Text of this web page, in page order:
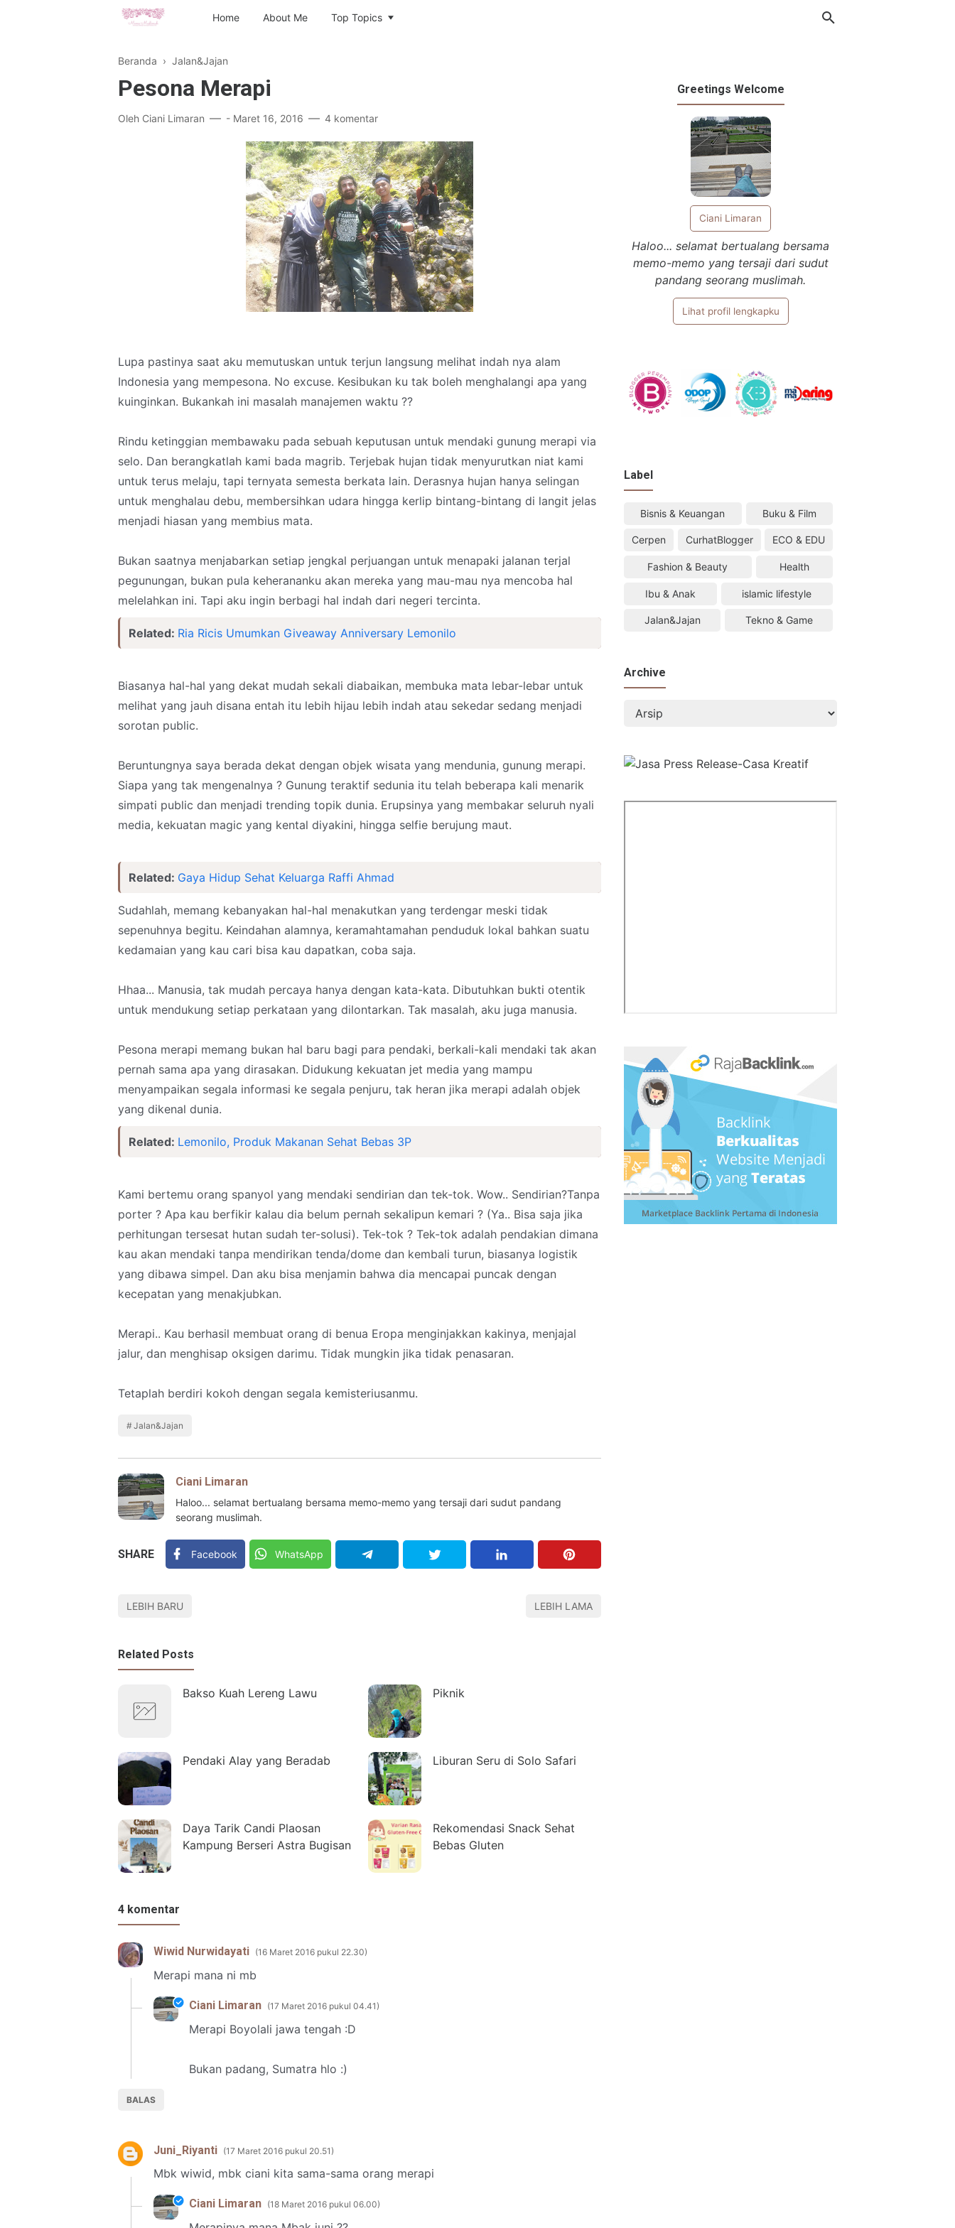
Home About Me Top Topics
Beranda › Jalan&Jajan
Pesona Merapi
Oleh Ciani Limaran - Maret 16, 2016 4 komentar
Lupa pastinya saat aku memutuskan untuk terjun langsung melihat indah nya alam
Indonesia yang mempesona. No excuse. Kesibukan ku tak boleh menghalangi apa yang
kuinginkan. Bukankah ini masalah manajemen waktu ??
Rindu ketinggian membawaku pada sebuah keputusan untuk mendaki gunung merapi via
selo. Dan berangkatlah kami bada magrib. Terjebak hujan tidak menyurutkan niat kami
untuk terus melaju, tapi ternyata semesta berkata lain. Derasnya hujan hanya selingan
untuk menghalau debu, membersihkan udara hingga kerlip bintang-bintang di langit jelas
menjadi hiasan yang membius mata.
Bukan saatnya menjabarkan setiap jengkal perjuangan untuk menapaki jalanan terjal
pegunungan, bukan pula keherananku akan mereka yang mau-mau nya mencoba hal
melelahkan ini. Tapi aku ingin berbagi hal indah dari negeri tercinta.
Related: Ria Ricis Umumkan Giveaway Anniversary Lemonilo
Biasanya hal-hal yang dekat mudah sekali diabaikan, membuka mata lebar-lebar untuk
melihat yang jauh disana entah itu lebih hijau lebih indah atau sekedar sedang menjadi
sorotan public.
Beruntungnya saya berada dekat dengan objek wisata yang mendunia, gunung merapi.
Siapa yang tak mengenalnya ? Gunung teraktif sedunia itu telah beberapa kali menarik
simpati public dan menjadi trending topik dunia. Erupsinya yang membakar seluruh nyali
media, kekuatan magic yang kental diyakini, hingga selfie berujung maut.
Related: Gaya Hidup Sehat Keluarga Raffi Ahmad
Sudahlah, memang kebanyakan hal-hal menakutkan yang terdengar meski tidak
sepenuhnya begitu. Keindahan alamnya, keramahtamahan penduduk lokal bahkan suatu
kedamaian yang kau cari bisa kau dapatkan, coba saja.
Hhaa... Manusia, tak mudah percaya hanya dengan kata-kata. Dibutuhkan bukti otentik
untuk mendukung setiap perkataan yang dilontarkan. Tak masalah, aku juga manusia.
Pesona merapi memang bukan hal baru bagi para pendaki, berkali-kali mendaki tak akan
pernah sama apa yang dirasakan. Didukung kekuatan jet media yang mampu
menyampaikan segala informasi ke segala penjuru, tak heran jika merapi adalah objek
yang dikenal dunia.
Related: Lemonilo, Produk Makanan Sehat Bebas 3P
Kami bertemu orang spanyol yang mendaki sendirian dan tek-tok. Wow.. Sendirian?Tanpa
porter ? Apa kau berfikir kalau dia belum pernah sekalipun kemari ? (Ya.. Bisa saja jika
perhitungan tersesat hutan sudah ter-solusi). Tek-tok ? Tek-tok adalah pendakian dimana
kau akan mendaki tanpa mendirikan tenda/dome dan kembali turun, biasanya logistik
yang dibawa simpel. Dan aku bisa menjamin bahwa dia mencapai puncak dengan
kecepatan yang menakjubkan.
Merapi.. Kau berhasil membuat orang di benua Eropa menginjakkan kakinya, menjajal
jalur, dan menghisap oksigen darimu. Tidak mungkin jika tidak penasaran.
Tetaplah berdiri kokoh dengan segala kemisteriusanmu.
Jalan&Jajan
Ciani Limaran
Haloo... selamat bertualang bersama memo-memo yang tersaji dari sudut pandang
seorang muslimah.
SHARE Facebook WhatsApp
LEBIH BARU LEBIH LAMA
Related Posts
Bakso Kuah Lereng Lawu Piknik
Pendaki Alay yang Beradab Liburan Seru di Solo Safari
Daya Tarik Candi Plaosan
Kampung Berseri Astra Bugisan
Rekomendasi Snack Sehat
Bebas Gluten
4 komentar
Wiwid Nurwidayati 16 Maret 2016 pukul 22.30
Merapi mana ni mb
BALAS
Ciani Limaran 17 Maret 2016 pukul 04.41
Merapi Boyolali jawa tengah :D
Bukan padang, Sumatra hlo :)
Juni_Riyanti 17 Maret 2016 pukul 20.51
Mbk wiwid, mbk ciani kita sama-sama orang merapi
Ciani Limaran 18 Maret 2016 pukul 06.00
Greetings Welcome
Ciani Limaran
Haloo... selamat bertualang bersama
memo-memo yang tersaji dari sudut
pandang seorang muslimah.
Lihat profil lengkapku
Label
Bisnis & Keuangan Buku & Film
Cerpen CurhatBlogger ECO & EDU
Fashion & Beauty Health
Ibu & Anak islamic lifestyle
Jalan&Jajan Tekno & Game
Archive